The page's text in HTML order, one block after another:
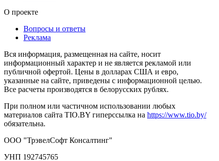
О проекте
Вопросы и ответы
Реклама
Вся информация, размещенная на сайте, носит
информационный характер и не является рекламой или
публичной офертой. Цены в долларах США и евро,
указанные на сайте, приведены с информационной целью.
Все расчеты производятся в белорусских рублях.
При полном или частичном использовании любых
материалов сайта TIO.BY гиперссылка на https://www.tio.by/
обязательна.
ООО "ТрэвелСофт Консалтинг"
УНП 192745765